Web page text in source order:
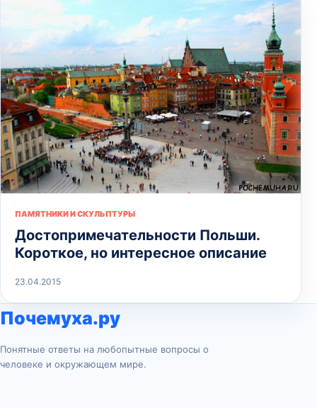
ПАМЯТНИКИ И СКУЛЬПТУРЫ
Достопримечательности Польши.
Короткое, но интересное описание
23.04.2015
Почемуха.ру
Понятные ответы на любопытные вопросы о
человеке и окружающем мире.